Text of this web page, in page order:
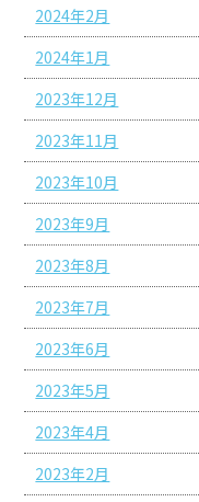
2024年2月
2024年1月
2023年12月
2023年11月
2023年10月
2023年9月
2023年8月
2023年7月
2023年6月
2023年5月
2023年4月
2023年2月